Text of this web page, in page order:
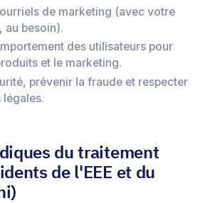
de marketing (avec votre
au besoin).
des utilisateurs pour
et le marketing.
prévenir la fraude et respecter
légales.
du traitement
de l'EEE et du